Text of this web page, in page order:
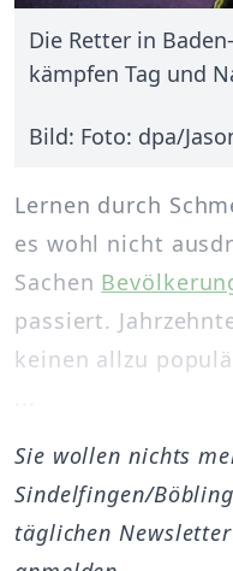
Die Retter in
kämpfen Tag und
Bild: Foto: dpa/
Lernen durch
es wohl nicht
Sachen
passiert.
keinen allzu
Sie wollen nichts
Sindelfingen/
täglichen Newsletter